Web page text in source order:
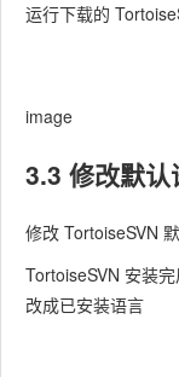
运行下载的
image
3.3 修改默认
修改 TortoiseSVN
TortoiseSVN 安装
改成已安装语言